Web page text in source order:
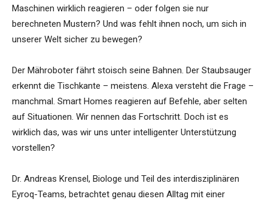
Maschinen wirklich reagieren – oder folgen sie nur
berechneten Mustern? Und was fehlt ihnen noch, um sich in
unserer Welt sicher zu bewegen?
Der Mähroboter fährt stoisch seine Bahnen. Der Staubsauger
erkennt die Tischkante – meistens. Alexa versteht die Frage –
manchmal. Smart Homes reagieren auf Befehle, aber selten
auf Situationen. Wir nennen das Fortschritt. Doch ist es
wirklich das, was wir uns unter intelligenter Unterstützung
vorstellen?
Dr. Andreas Krensel, Biologe und Teil des interdisziplinären
Eyroq-Teams, betrachtet genau diesen Alltag mit einer